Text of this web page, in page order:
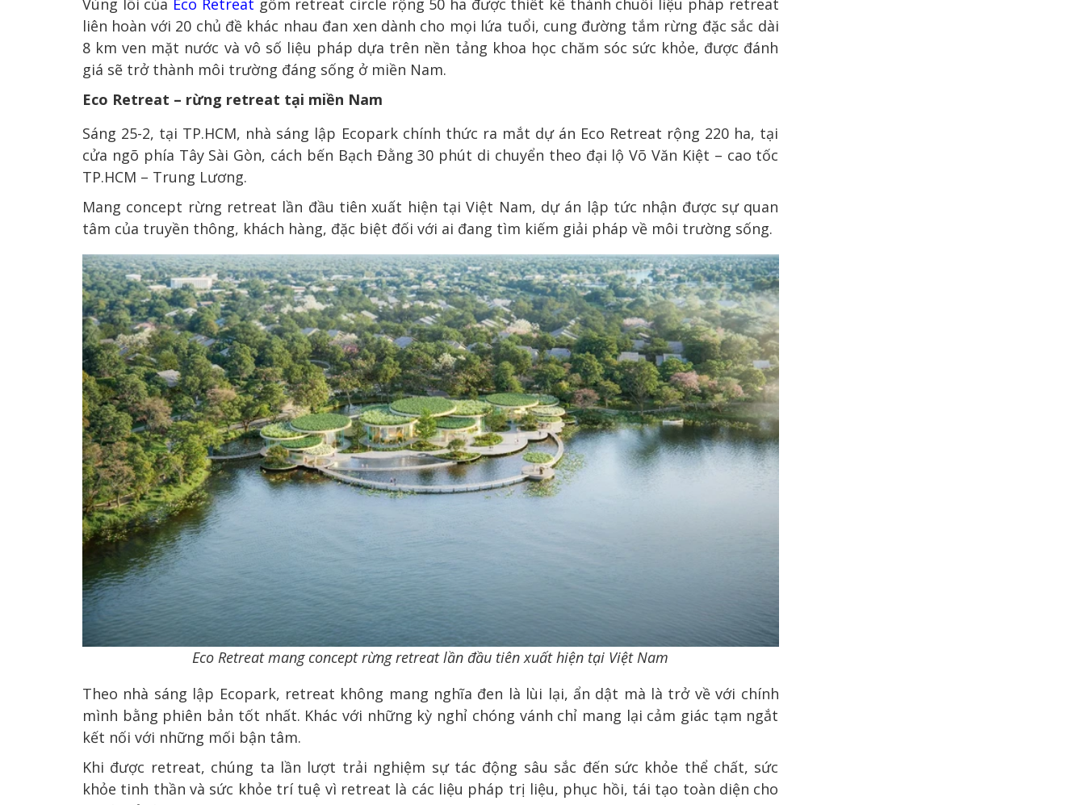
Vùng lõi của Eco Retreat gồm retreat circle rộng 50 ha được thiết kế thành chuỗi liệu pháp retreat
liên hoàn với 20 chủ đề khác nhau đan xen dành cho mọi lứa tuổi, cung đường tắm rừng đặc sắc dài
8 km ven mặt nước và vô số liệu pháp dựa trên nền tảng khoa học chăm sóc sức khỏe, được đánh
giá sẽ trở thành môi trường đáng sống ở miền Nam.
Eco Retreat – rừng retreat tại miền Nam
Sáng 25-2, tại TP.HCM, nhà sáng lập Ecopark chính thức ra mắt dự án Eco Retreat rộng 220 ha, tại
cửa ngõ phía Tây Sài Gòn, cách bến Bạch Đằng 30 phút di chuyển theo đại lộ Võ Văn Kiệt – cao tốc
TP.HCM – Trung Lương.
Mang concept rừng retreat lần đầu tiên xuất hiện tại Việt Nam, dự án lập tức nhận được sự quan
tâm của truyền thông, khách hàng, đặc biệt đối với ai đang tìm kiếm giải pháp về môi trường sống.
Eco Retreat mang concept rừng retreat lần đầu tiên xuất hiện tại Việt Nam
Theo nhà sáng lập Ecopark, retreat không mang nghĩa đen là lùi lại, ẩn dật mà là trở về với chính
mình bằng phiên bản tốt nhất. Khác với những kỳ nghỉ chóng vánh chỉ mang lại cảm giác tạm ngắt
kết nối với những mối bận tâm.
Khi được retreat, chúng ta lần lượt trải nghiệm sự tác động sâu sắc đến sức khỏe thể chất, sức
khỏe tinh thần và sức khỏe trí tuệ vì retreat là các liệu pháp trị liệu, phục hồi, tái tạo toàn diện cho